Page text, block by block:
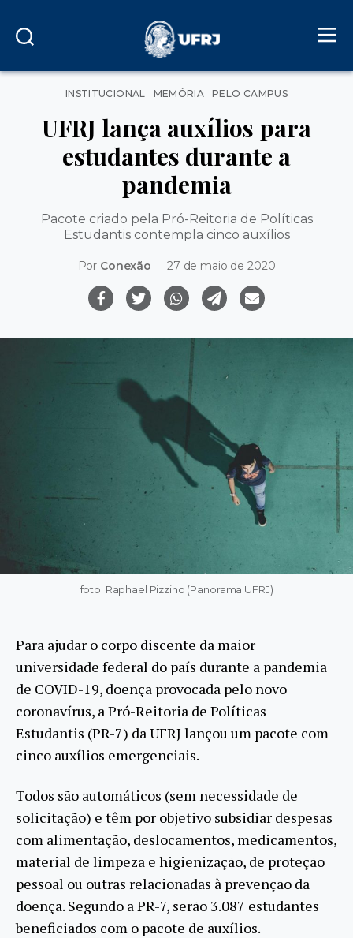
Categorias
INSTITUCIONAL MEMÓRIA PELO CAMPUS
UFRJ lança auxílios para
estudantes durante a
pandemia
Pacote criado pela Pró-Reitoria de Políticas
Estudantis contempla cinco auxílios
Por Conexão 27 de maio de 2020
foto: Raphael Pizzino (Panorama UFRJ)
Para ajudar o corpo discente da maior
universidade federal do país durante a pandemia
de COVID-19, doença provocada pelo novo
coronavírus, a Pró-Reitoria de Políticas
Estudantis (PR-7) da UFRJ lançou um pacote com
cinco auxílios emergenciais.
Todos são automáticos (sem necessidade de
solicitação) e têm por objetivo subsidiar despesas
com alimentação, deslocamentos, medicamentos,
material de limpeza e higienização, de proteção
pessoal ou outras relacionadas à prevenção da
doença. Segundo a PR-7, serão 3.087 estudantes
beneficiados com o pacote de auxílios.